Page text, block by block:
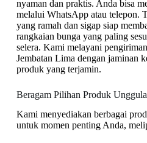
nyaman dan praktis. Anda bisa
melalui WhatsApp atau telepon.
yang ramah dan sigap siap
rangkaian bunga yang paling
selera. Kami melayani
Jembatan Lima dengan jaminan
produk yang terjamin.
Beragam Pilihan Produk
Kami menyediakan berbagai
untuk momen penting Anda,